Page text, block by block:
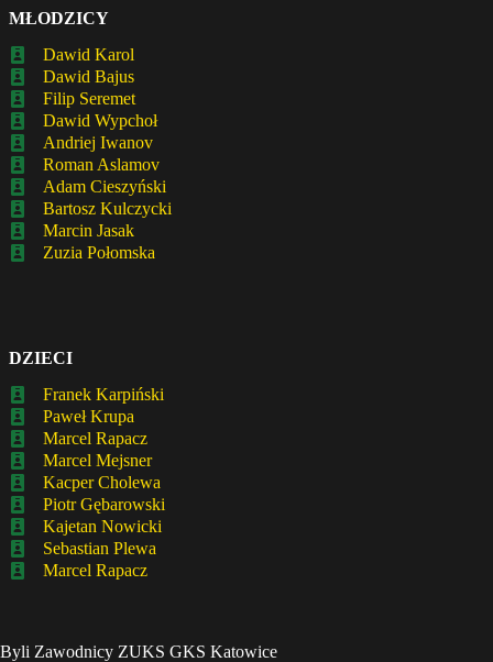
MŁODZICY
Dawid Karol
Dawid Bajus
Filip Seremet
Dawid Wypchoł
Andriej Iwanov
Roman Aslamov
Adam Cieszyński
Bartosz Kulczycki
Marcin Jasak
Zuzia Połomska
DZIECI
Franek Karpiński
Paweł Krupa
Marcel Rapacz
Marcel Mejsner
Kacper Cholewa
Piotr Gębarowski
Kajetan Nowicki
Sebastian Plewa
Marcel Rapacz
Byli Zawodnicy ZUKS GKS Katowice